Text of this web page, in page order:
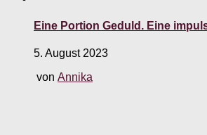
Eine Portion Geduld. Eine
5. August 2023
von Annika